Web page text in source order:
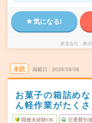
気になる!
派遣会社 株
未読 掲載日 2026/08/08
お菓子の箱詰め
ん軽作業がたくさ
職種未経験OK 交通費別